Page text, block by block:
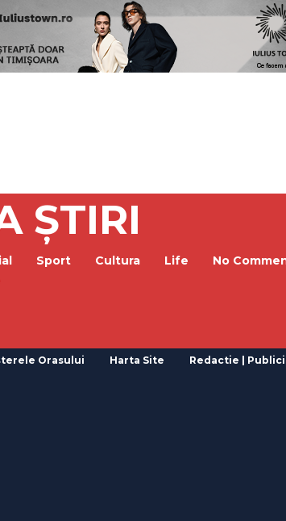
ȘTIRI
Sport Cultura Life No
Orasului Harta Site Redactie |